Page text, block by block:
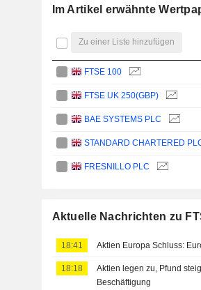
Im Artikel erwähnte
Zu einer Liste hinzufügen
FTSE 100
FTSE UK 250(GBP)
BAE SYSTEMS PLC
STANDARD CHARTERED
FRESNILLO PLC
Aktuelle Nachrichten zu
18:41 Aktien Europa Schluss:
18:18
Aktien legen zu, Pfund
Beschäftigung